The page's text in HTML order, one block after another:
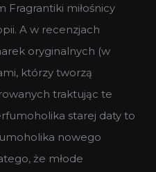
miłośnicy
A w recenzjach
oryginalnych (w
którzy tworzą
traktując te
starej daty to
nowego
że młode